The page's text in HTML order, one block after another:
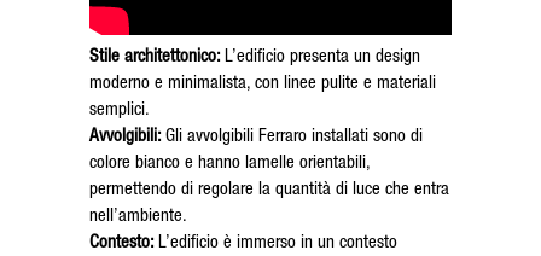
Stile architettonico: L’edificio presenta un design
moderno e minimalista, con linee pulite e materiali
semplici.
Avvolgibili: Gli avvolgibili Ferraro installati sono di
colore bianco e hanno lamelle orientabili,
permettendo di regolare la quantità di luce che entra
nell’ambiente.
Contesto: L’edificio è immerso in un contesto